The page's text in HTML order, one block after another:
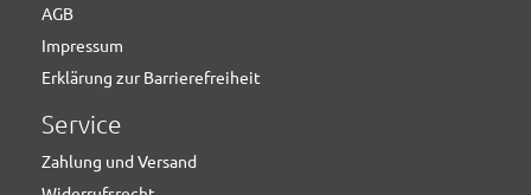
AGB
Impressum
Erklärung zur Barrierefreiheit
Service
Zahlung und Versand